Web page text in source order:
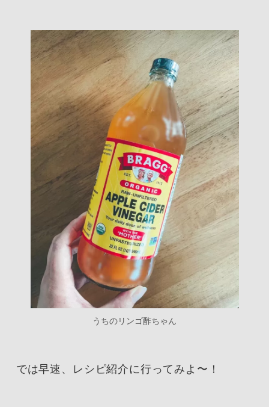
うちのリンゴ酢ちゃん
では早速、レシピ紹介に行ってみよ〜！